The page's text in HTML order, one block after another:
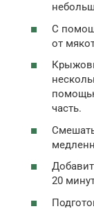
С
от
часть.
20